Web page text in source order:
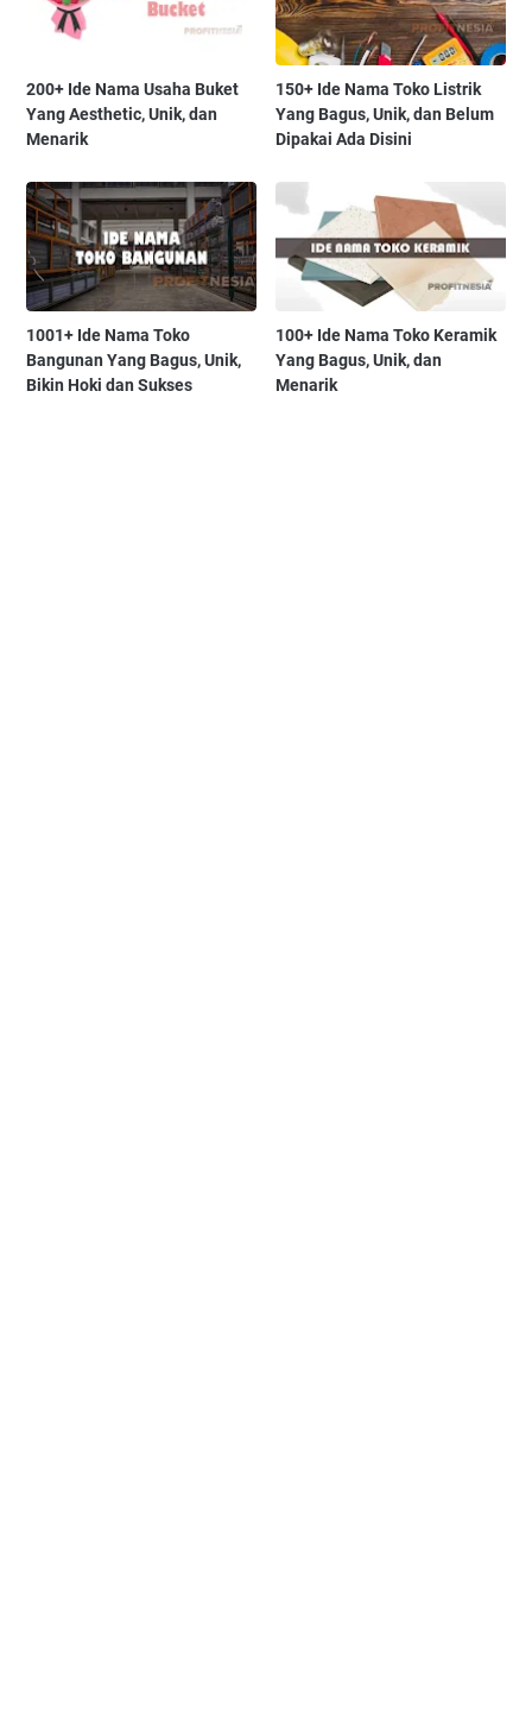
200+ Ide Nama Usaha Buket
Yang Aesthetic, Unik, dan
Menarik
150+ Ide Nama Toko Listrik
Yang Bagus, Unik, dan Belum
Dipakai Ada Disini
1001+ Ide Nama Toko
Bangunan Yang Bagus, Unik,
Bikin Hoki dan Sukses
100+ Ide Nama Toko Keramik
Yang Bagus, Unik, dan
Menarik